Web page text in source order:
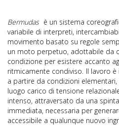
Bermudas è un sistema
variabile di interpreti,
movimento basato su regole
un moto perpetuo, adottabile da
condizione per esistere accanto
ritmicamente condiviso. Il lavoro
a partire da condizioni
luogo carico di tensione
intenso, attraversato da una
immediata, necessaria per
accessibile a qualunque nuovo